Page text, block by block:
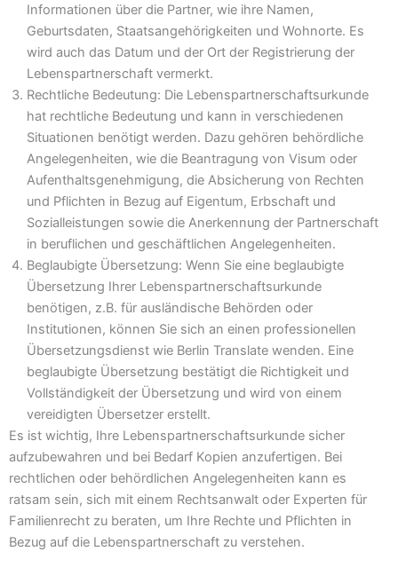
Informationen über die Partner, wie ihre Namen,
Geburtsdaten, Staatsangehörigkeiten und Wohnorte. Es
wird auch das Datum und der Ort der Registrierung der
Lebenspartnerschaft vermerkt.
Rechtliche Bedeutung: Die Lebenspartnerschaftsurkunde
hat rechtliche Bedeutung und kann in verschiedenen
Situationen benötigt werden. Dazu gehören behördliche
Angelegenheiten, wie die Beantragung von Visum oder
Aufenthaltsgenehmigung, die Absicherung von Rechten
und Pflichten in Bezug auf Eigentum, Erbschaft und
Sozialleistungen sowie die Anerkennung der Partnerschaft
in beruflichen und geschäftlichen Angelegenheiten.
Beglaubigte Übersetzung: Wenn Sie eine beglaubigte
Übersetzung Ihrer Lebenspartnerschaftsurkunde
benötigen, z.B. für ausländische Behörden oder
Institutionen, können Sie sich an einen professionellen
Übersetzungsdienst wie Berlin Translate wenden. Eine
beglaubigte Übersetzung bestätigt die Richtigkeit und
Vollständigkeit der Übersetzung und wird von einem
vereidigten Übersetzer erstellt.
Es ist wichtig, Ihre Lebenspartnerschaftsurkunde sicher
aufzubewahren und bei Bedarf Kopien anzufertigen. Bei
rechtlichen oder behördlichen Angelegenheiten kann es
ratsam sein, sich mit einem Rechtsanwalt oder Experten für
Familienrecht zu beraten, um Ihre Rechte und Pflichten in
Bezug auf die Lebenspartnerschaft zu verstehen.